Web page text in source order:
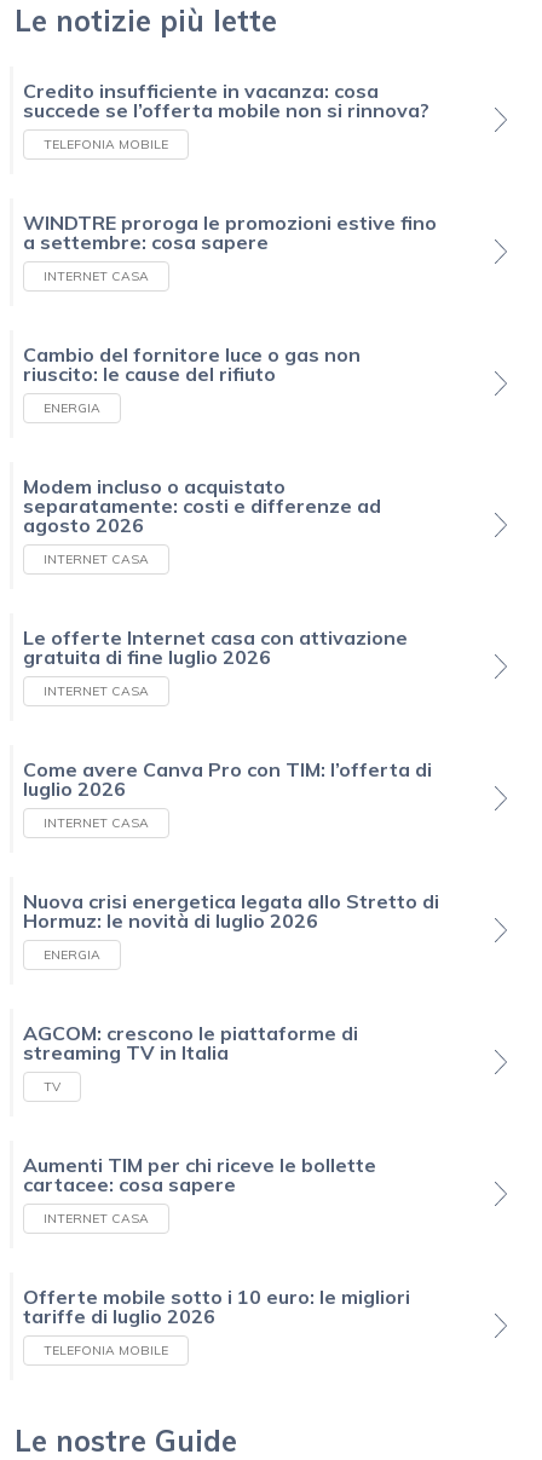
Le notizie più lette
Credito insufficiente in vacanza: cosa
succede se l’offerta mobile non si rinnova?
TELEFONIA MOBILE
WINDTRE proroga le promozioni estive fino
a settembre: cosa sapere
INTERNET CASA
Cambio del fornitore luce o gas non
riuscito: le cause del rifiuto
ENERGIA
Modem incluso o acquistato
separatamente: costi e differenze ad
agosto 2026
INTERNET CASA
Le offerte Internet casa con attivazione
gratuita di fine luglio 2026
INTERNET CASA
Come avere Canva Pro con TIM: l’offerta di
luglio 2026
INTERNET CASA
Nuova crisi energetica legata allo Stretto di
Hormuz: le novità di luglio 2026
ENERGIA
AGCOM: crescono le piattaforme di
streaming TV in Italia
TV
Aumenti TIM per chi riceve le bollette
cartacee: cosa sapere
INTERNET CASA
Offerte mobile sotto i 10 euro: le migliori
tariffe di luglio 2026
TELEFONIA MOBILE
Le nostre Guide